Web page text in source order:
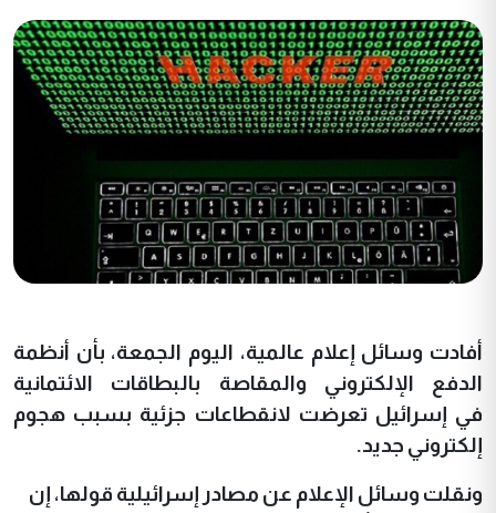
أفادت وسائل إعلام عالمية، اليوم الجمعة، بأن أنظمة
الدفع الإلكتروني والمقاصة بالبطاقات الائتمانية
في إسرائيل تعرضت لانقطاعات جزئية بسبب هجوم
إلكتروني جديد.
ونقلت وسائل الإعلام عن مصادر إسرائيلية قولها، إن